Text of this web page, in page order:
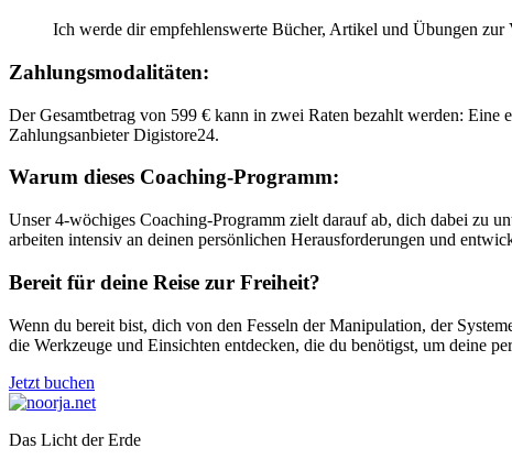
Ich werde dir empfehlenswerte Bücher, Artikel und Übungen
Zahlungsmodalitäten:
Der Gesamtbetrag von 599 € kann in zwei Raten bezahlt werden:
Zahlungsanbieter Digistore24.
Warum dieses Coaching-Programm:
Unser 4-wöchiges Coaching-Programm zielt darauf ab, dich dabei zu
arbeiten intensiv an deinen persönlichen Herausforderungen und
Bereit für deine Reise zur Freiheit?
Wenn du bereit bist, dich von den Fesseln der Manipulation, der
die Werkzeuge und Einsichten entdecken, die du benötigst, um deine
Jetzt buchen
Das Licht der Erde